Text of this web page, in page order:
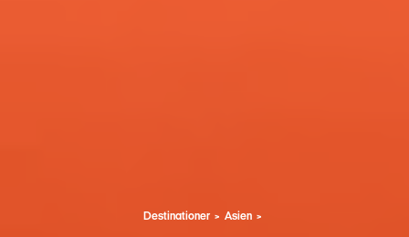
Destinationer Asien